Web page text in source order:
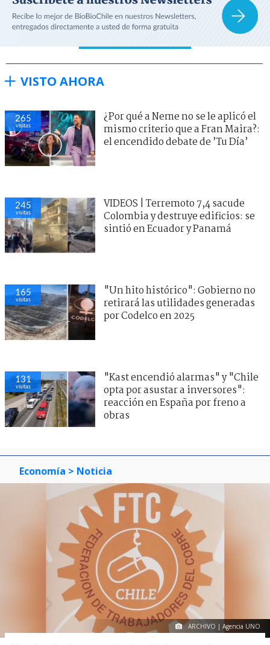
VISTO AHORA
265
visitas
¿Por qué a Neme no se le aplicó el
mismo criterio que a Fran Maira?:
el encendido debate de ’Tu Día’
245
visitas
VIDEOS | Terremoto 7,4 sacude
Colombia y destruye edificios: se
sintió en Ecuador y Panamá
165
visitas
"Un hito histórico": Gobierno no
retirará las utilidades generadas
por Codelco en 2025
131
visitas
"Kast encendió alarmas" y "Chile
opta por asustar a inversores":
reacción en España por freno a
obras
Economía > Noticia
ARCHIVO | Agencia UNO